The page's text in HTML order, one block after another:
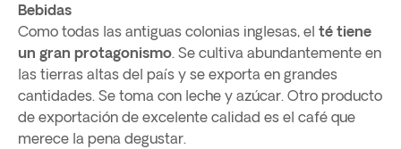
Bebidas
Como todas las antiguas colonias inglesas, el té tiene
un gran protagonismo. Se cultiva abundantemente en
las tierras altas del país y se exporta en grandes
cantidades. Se toma con leche y azúcar. Otro producto
de exportación de excelente calidad es el café que
merece la pena degustar.